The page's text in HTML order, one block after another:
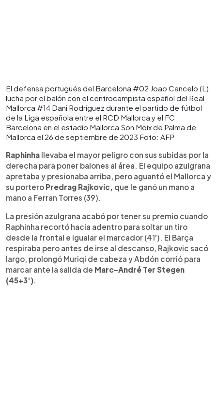
El defensa portugués del Barcelona #02 Joao Cancelo (L)
lucha por el balón con el centrocampista español del Real
Mallorca #14 Dani Rodríguez durante el partido de fútbol
de la Liga española entre el RCD Mallorca y el FC
Barcelona en el estadio Mallorca Son Moix de Palma de
Mallorca el 26 de septiembre de 2023 Foto: AFP
Raphinha llevaba el mayor peligro con sus subidas por la
derecha para poner balones al área. El equipo azulgrana
apretaba y presionaba arriba, pero aguantó el Mallorca y
su portero Predrag Rajkovic, que le ganó un mano a
mano a Ferran Torres (39).
La presión azulgrana acabó por tener su premio cuando
Raphinha recortó hacia adentro para soltar un tiro
desde la frontal e igualar el marcador (41'). El Barça
respiraba pero antes de irse al descanso, Rajkovic sacó
largo, prolongó Muriqi de cabeza y Abdón corrió para
marcar ante la salida de Marc-André Ter Stegen
(45+3').